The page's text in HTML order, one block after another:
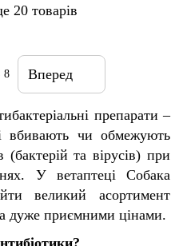
20 товарів
8 Вперед
препарати –
вбивають чи обмежують
(бактерій та вірусів) при
У ветаптеці Собака
великий асортимент
дуже приємними цінами.